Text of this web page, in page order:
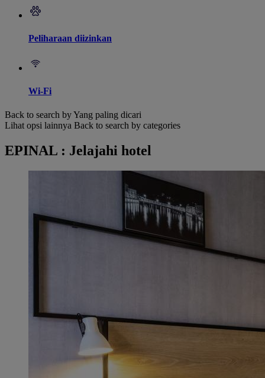
Peliharaan diizinkan
Wi-Fi
Back to search by Yang paling dicari
Lihat opsi lainnya Back to search by categories
EPINAL : Jelajahi hotel